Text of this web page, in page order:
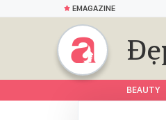
EMAGAZINE
BEAUTY